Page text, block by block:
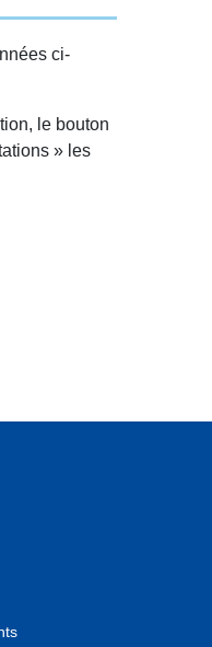
ci-
le bouton
» les